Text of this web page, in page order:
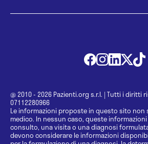
@ 2010 - 2026 Pazienti.org s.r.l. | Tutti i diritti
07112280966
Le informazioni proposte in questo sito
medico. In nessun caso, queste
consulto, una visita o una diagnosi
devono considerare le informazioni